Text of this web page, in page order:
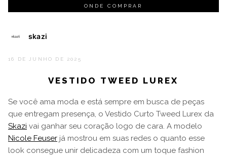
ONDE COMPRAR
skazi
16 DE JUNHO DE 2025
VESTIDO TWEED LUREX
Se você ama moda e está sempre em busca de peças
que entregam presença, o Vestido Curto Tweed Lurex da
Skazi vai ganhar seu coração logo de cara. A modelo
Nicole Feuser já mostrou em suas redes o quanto esse
look consegue unir delicadeza com um toque fashion